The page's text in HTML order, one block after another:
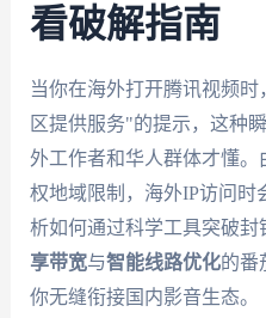
看破解指南
当你在海外打开腾讯视频
区提供服务"的提示，这种
外工作者和华人群体才懂
权地域限制，海外IP访问时
析如何通过科学工具突破封
享带宽与智能线路优化的番
你无缝衔接国内影音生态。